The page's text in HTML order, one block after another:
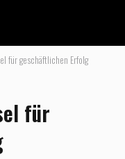
für geschäftlichen Erfolg
für